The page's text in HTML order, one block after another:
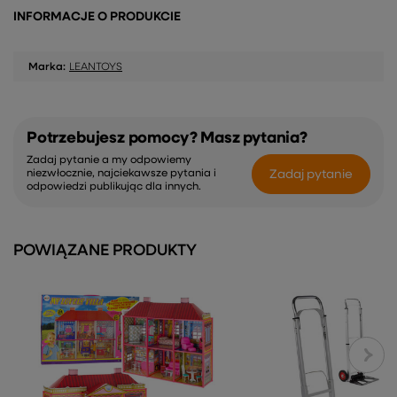
INFORMACJE O PRODUKCIE
Marka: LEANTOYS
Potrzebujesz pomocy? Masz pytania?
Zadaj pytanie a my odpowiemy
niezwłocznie, najciekawsze pytania i
odpowiedzi publikując dla innych.
Zadaj pytanie
POWIĄZANE PRODUKTY